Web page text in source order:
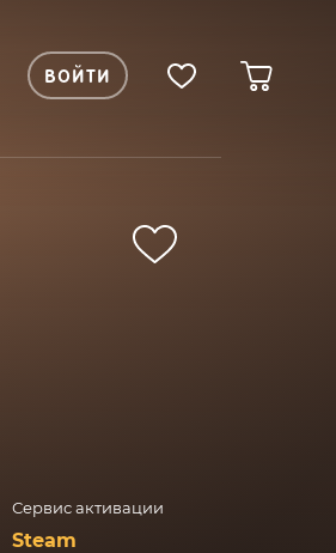
ВОЙТИ
Сервис активации
Steam